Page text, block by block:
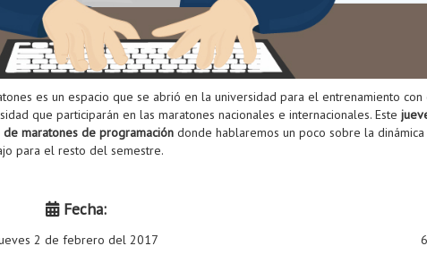
es un espacio que se abrió en la universidad para el entrenamiento
que participarán en las maratones nacionales e internacionales. Este
maratones de programación donde hablaremos un poco sobre la
para el resto del semestre.
Fecha:
2 de febrero del 2017